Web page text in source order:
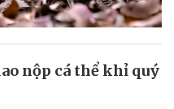
nộp cá thể khỉ quý